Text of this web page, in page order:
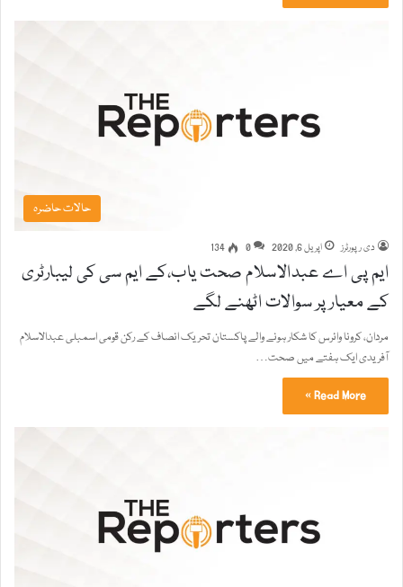
حالات حاضرہ
دی رپورٹرز اپریل 6, 2020 0
134
ایم پی اے عبدالاسلام صحت یاب،کے ایم سی کی لیبارٹری
کے معیار پر سوالات اٹھنے لگے
مردان، کرونا وائرس کا شکار ہونے والے پاکستان تحریک انصاف کے رکن قومی اسمبلی عبدالاسلام
آفریدی ایک ہفتے میں صحت…
Read More »